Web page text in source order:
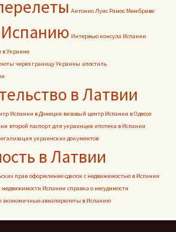
Антонио Луис Рамос Мембриве
Интервью консула Испании
в Украине
через границу Украины апостиль
в Латвии
Испании в Донецке визовый центр Испании в Одессе
второй паспорт для украинцев ипотека в Испании
украинских документов
в Латвии
прав оформление сделок с недвижимостью в Испании
Испании справка о несудимости
экономичные авиаперелеты в Испанию